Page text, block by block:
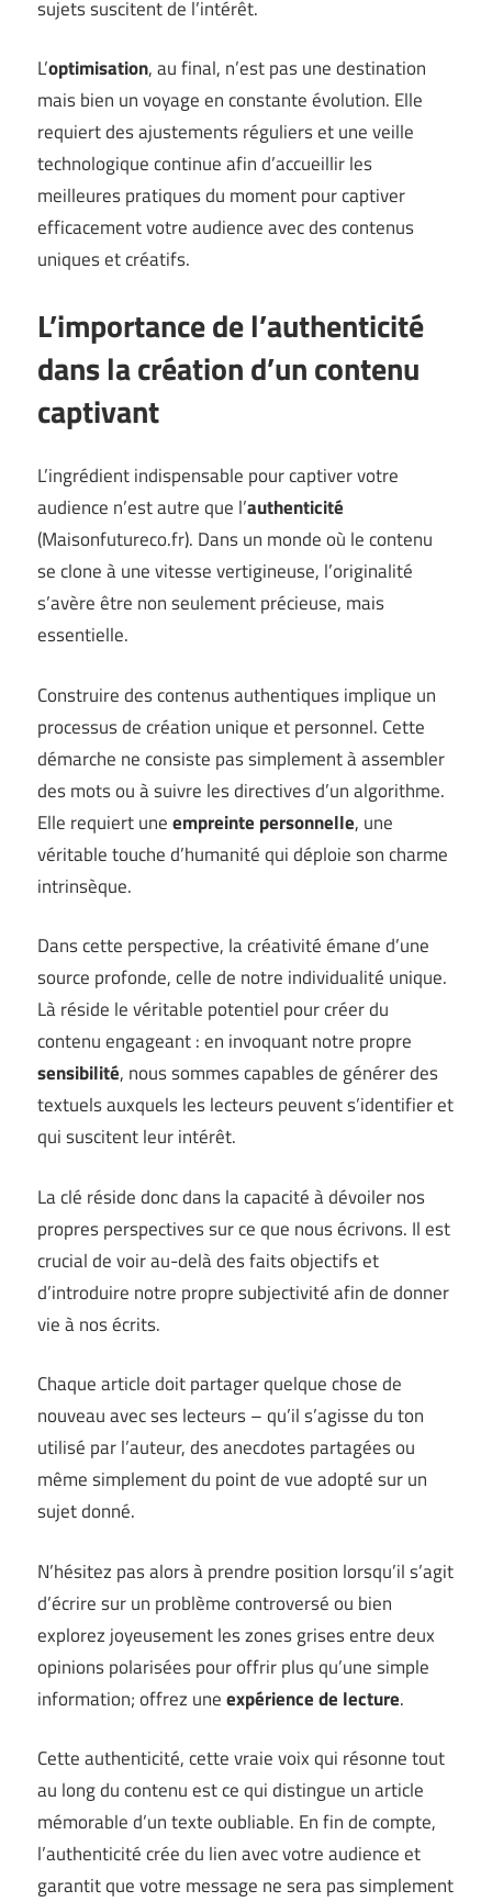
sujets suscitent de l’intérêt.
L’optimisation, au final, n’est pas une destination
mais bien un voyage en constante évolution. Elle
requiert des ajustements réguliers et une veille
technologique continue afin d’accueillir les
meilleures pratiques du moment pour captiver
efficacement votre audience avec des contenus
uniques et créatifs.
L’importance de l’authenticité
dans la création d’un contenu
captivant
L’ingrédient indispensable pour captiver votre
audience n’est autre que l’authenticité
(Maisonfutureco.fr). Dans un monde où le contenu
se clone à une vitesse vertigineuse, l’originalité
s’avère être non seulement précieuse, mais
essentielle.
Construire des contenus authentiques implique un
processus de création unique et personnel. Cette
démarche ne consiste pas simplement à assembler
des mots ou à suivre les directives d’un algorithme.
Elle requiert uneempreinte personnelle, une
véritable touche d’humanité qui déploie son charme
intrinsèque.
Dans cette perspective, la créativité émane d’une
source profonde, celle de notre individualité unique.
Là réside le véritable potentiel pour créer du
contenu engageant : en invoquant notre propre
sensibilité, nous sommes capables de générer des
textuels auxquels les lecteurs peuvent s’identifier et
qui suscitent leur intérêt.
La clé réside donc dans la capacité à dévoiler nos
propres perspectives sur ce que nous écrivons. Il est
crucial de voir au-delà des faits objectifs et
d’introduire notre propre subjectivité afin de donner
vie à nos écrits.
Chaque article doit partager quelque chose de
nouveau avec ses lecteurs – qu’il s’agisse du ton
utilisé par l’auteur, des anecdotes partagées ou
même simplement du point de vue adopté sur un
sujet donné.
N’hésitez pas alors à prendre position lorsqu’il s’agit
d’écrire sur un problème controversé ou bien
explorez joyeusement les zones grises entre deux
opinions polarisées pour offrir plus qu’une simple
information; offrez uneexpérience de lecture.
Cette authenticité, cette vraie voix qui résonne tout
au long du contenu est ce qui distingue un article
mémorable d’un texte oubliable. En fin de compte,
l’authenticité crée du lien avec votre audience et
garantit que votre message ne sera pas simplement